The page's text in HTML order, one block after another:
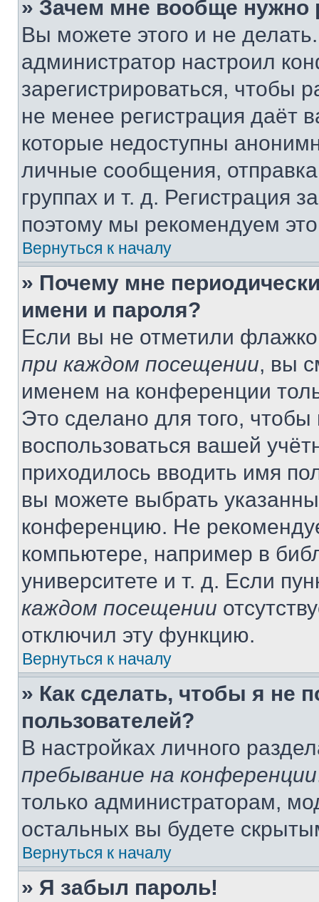
» Зачем мне вообще нужно
Вы можете этого и не
администратор настроил
зарегистрироваться, чтобы
не менее регистрация даёт
которые недоступны
личные сообщения,
группах и т. д. Регистрация
поэтому мы рекомендуем
Вернуться к началу
» Почему мне
имени и пароля?
Если вы не отметили
при каждом посещении, вы
именем на конференции
Это сделано для того, чтобы
воспользоваться вашей
приходилось вводить имя
вы можете выбрать
конференцию. Не
компьютере, например в
университете и т. д. Если
каждом посещении
отключил эту функцию.
Вернуться к началу
» Как сделать, чтобы я не
пользователей?
В настройках личного
пребывание на конференции
только администраторам,
остальных вы будете
Вернуться к началу
» Я забыл пароль!